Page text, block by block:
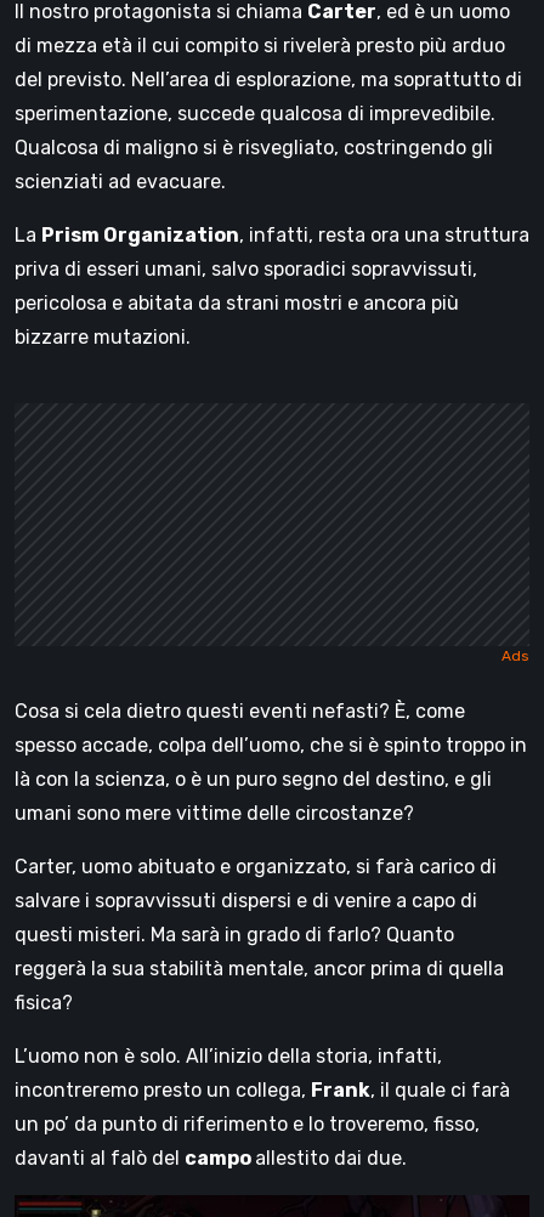
Il nostro protagonista si chiama Carter, ed è un uomo
di mezza età il cui compito si rivelerà presto più arduo
del previsto. Nell’area di esplorazione, ma soprattutto di
sperimentazione, succede qualcosa di imprevedibile.
Qualcosa di maligno si è risvegliato, costringendo gli
scienziati ad evacuare.
La Prism Organization, infatti, resta ora una struttura
priva di esseri umani, salvo sporadici sopravvissuti,
pericolosa e abitata da strani mostri e ancora più
bizzarre mutazioni.
Cosa si cela dietro questi eventi nefasti? È, come
spesso accade, colpa dell’uomo, che si è spinto troppo in
là con la scienza, o è un puro segno del destino, e gli
umani sono mere vittime delle circostanze?
Carter, uomo abituato e organizzato, si farà carico di
salvare i sopravvissuti dispersi e di venire a capo di
questi misteri. Ma sarà in grado di farlo? Quanto
reggerà la sua stabilità mentale, ancor prima di quella
fisica?
L’uomo non è solo. All’inizio della storia, infatti,
incontreremo presto un collega, Frank, il quale ci farà
un po’ da punto di riferimento e lo troveremo, fisso,
davanti al falò del campo allestito dai due.